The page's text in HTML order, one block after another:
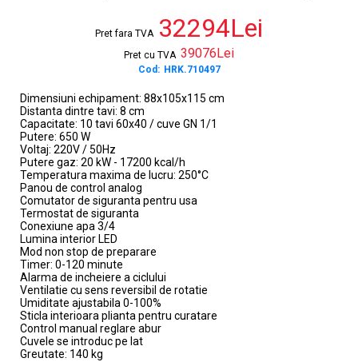
Pret fara TVA 32294Lei
Pret cu TVA 39076Lei
Cod: HRK.710497
Dimensiuni echipament: 88x105x115 cm
Distanta dintre tavi: 8 cm
Capacitate: 10 tavi 60x40 / cuve GN 1/1
Putere: 650 W
Voltaj: 220V / 50Hz
Putere gaz: 20 kW - 17200 kcal/h
Temperatura maxima de lucru: 250°C
Panou de control analog
Comutator de siguranta pentru usa
Termostat de siguranta
Conexiune apa 3/4
Lumina interior LED
Mod non stop de preparare
Timer: 0-120 minute
Alarma de incheiere a ciclului
Ventilatie cu sens reversibil de rotatie
Umiditate ajustabila 0-100%
Sticla interioara plianta pentru curatare
Control manual reglare abur
Cuvele se introduc pe lat
Greutate: 140 kg